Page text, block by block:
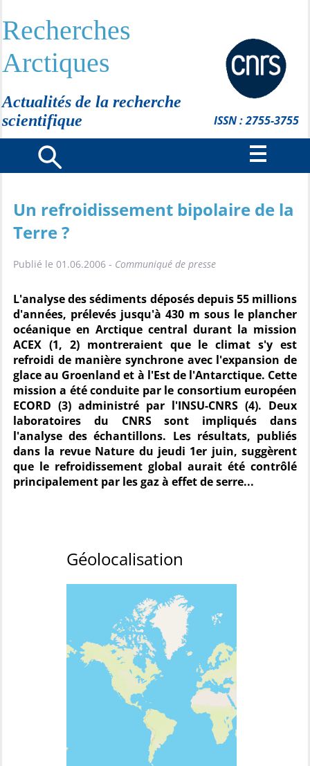
Recherches
Arctiques
Actualités de la recherche
scientifique
ISSN : 2755-3755
Un refroidissement bipolaire de la
Terre ?
Publié le 01.06.2006 - Communiqué de presse
L'analyse des sédiments déposés depuis 55 millions
d'années, prélevés jusqu'à 430 m sous le plancher
océanique en Arctique central durant la mission
ACEX (1, 2) montreraient que le climat s'y est
refroidi de manière synchrone avec l'expansion de
glace au Groenland et à l'Est de l'Antarctique. Cette
mission a été conduite par le consortium européen
ECORD (3) administré par l'INSU-CNRS (4). Deux
laboratoires du CNRS sont impliqués dans
l'analyse des échantillons. Les résultats, publiés
dans la revue Nature du jeudi 1er juin, suggèrent
que le refroidissement global aurait été contrôlé
principalement par les gaz à effet de serre...
Géolocalisation